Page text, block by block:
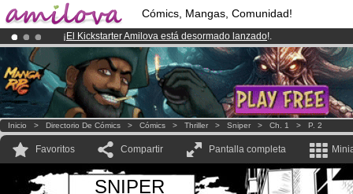
Cómics, Mangas, Comunidad!
¡ El Kickstarter Amilova está desormado lanzado!.
¡Ya tenemos 134393miembrosy 1208Cómics y Mangas!.
¡Conviertete en Premium por3.95 euros al mes!Hazte Premium ya
Inicio > Directorio De Cómics > Cómics > Thriller > Sniper > Ch. 1 > P. 2
Favoritos Compartir Pantalla completa
SNIPER